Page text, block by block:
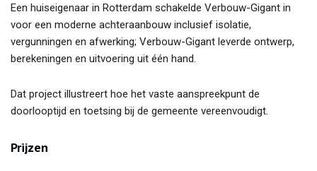
Een huiseigenaar in Rotterdam schakelde Verbouw-Gigant in
voor een moderne achteraanbouw inclusief isolatie,
vergunningen en afwerking; Verbouw-Gigant leverde ontwerp,
berekeningen en uitvoering uit één hand.
Dat project illustreert hoe het vaste aanspreekpunt de
doorlooptijd en toetsing bij de gemeente vereenvoudigt.
Prijzen